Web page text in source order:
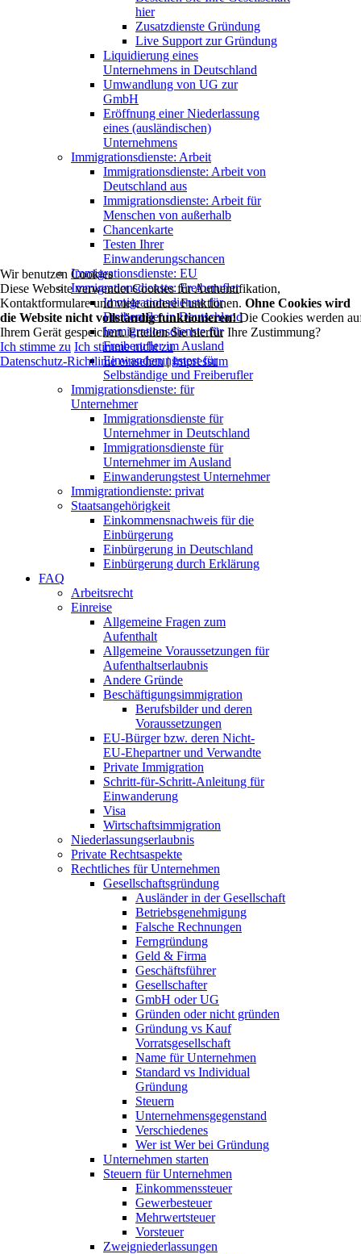
hier
Zusatzdienste Gründung
Live Support zur Gründung
Liquidierung eines
Unternehmens in Deutschland
Umwandlung von UG zur
GmbH
Eröffnung einer Niederlassung
eines (ausländischen)
Unternehmens
Immigrationsdienste: Arbeit
Immigrationsdienste: Arbeit von
Deutschland aus
Immigrationsdienste: Arbeit für
Menschen von außerhalb
Chancenkarte
Testen Ihrer
Einwanderungschancen
Immigrationsdienste: EU
Immigrationsdienste: Freiberufler
Immigrationsdienste für
Freiberufler in Deutschland
Immigrationsdienste für
Freiberufler im Ausland
Einwanderungstest für
Selbständige und Freiberufler
Immigrationsdienste: für
Unternehmer
Immigrationsdienste für
Unternehmer in Deutschland
Immigrationsdienste für
Unternehmer im Ausland
Einwanderungstest Unternehmer
Immigrationdienste: privat
Staatsangehörigkeit
Einkommensnachweis für die
Einbürgerung
Einbürgerung in Deutschland
Einbürgerung durch Erklärung
FAQ
Arbeitsrecht
Einreise
Allgemeine Fragen zum
Aufenthalt
Allgemeine Voraussetzungen für
Aufenthaltserlaubnis
Andere Gründe
Beschäftigungsimmigration
Berufsbilder und deren
Voraussetzungen
EU-Bürger bzw. deren Nicht-
EU-Ehepartner und Verwandte
Private Immigration
Schritt-für-Schritt-Anleitung für
Einwanderung
Visa
Wirtschaftsimmigration
Niederlassungserlaubnis
Private Rechtsaspekte
Rechtliches für Unternehmen
Gesellschaftsgründung
Ausländer in der Gesellschaft
Betriebsgenehmigung
Falsche Rechnungen
Ferngründung
Geld & Firma
Geschäftsführer
Gesellschafter
GmbH oder UG
Gründen oder nicht gründen
Gründung vs Kauf
Vorratsgesellschaft
Name für Unternehmen
Standard vs Individual
Gründung
Steuern
Unternehmensgegenstand
Verschiedenes
Wer ist Wer bei Gründung
Unternehmen starten
Steuern für Unternehmen
Einkommenssteuer
Gewerbesteuer
Mehrwertsteuer
Vorsteuer
Zweigniederlassungen
Wir benutzen Cookies
Diese Website verwendet Cookies für Authentifikation,
Kontaktformulare und viele andere Funktionen. Ohne Cookies wird
die Website nicht vollständig funktionieren!Die Cookies werden
Ihrem Gerät gespeichert. Erteilen Sie hierfür Ihre Zustimmung?
Ich stimme zu Ich stimme nicht zu
Datenschutz-Richtlinie einsehen|Impressum